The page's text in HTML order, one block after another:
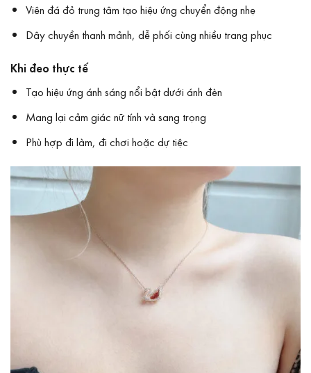
Viên đá đỏ trung tâm tạo hiệu ứng chuyển động nhẹ
Dây chuyền thanh mảnh, dễ phối cùng nhiều trang phục
Khi đeo thực tế
Tạo hiệu ứng ánh sáng nổi bật dưới ánh đèn
Mang lại cảm giác nữ tính và sang trọng
Phù hợp đi làm, đi chơi hoặc dự tiệc